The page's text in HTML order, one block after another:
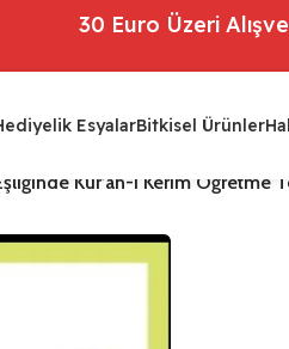
30 Euro Üzeri
EsyalarBitkisel Ürünler
Kur’an-ı Kerim Öğretme